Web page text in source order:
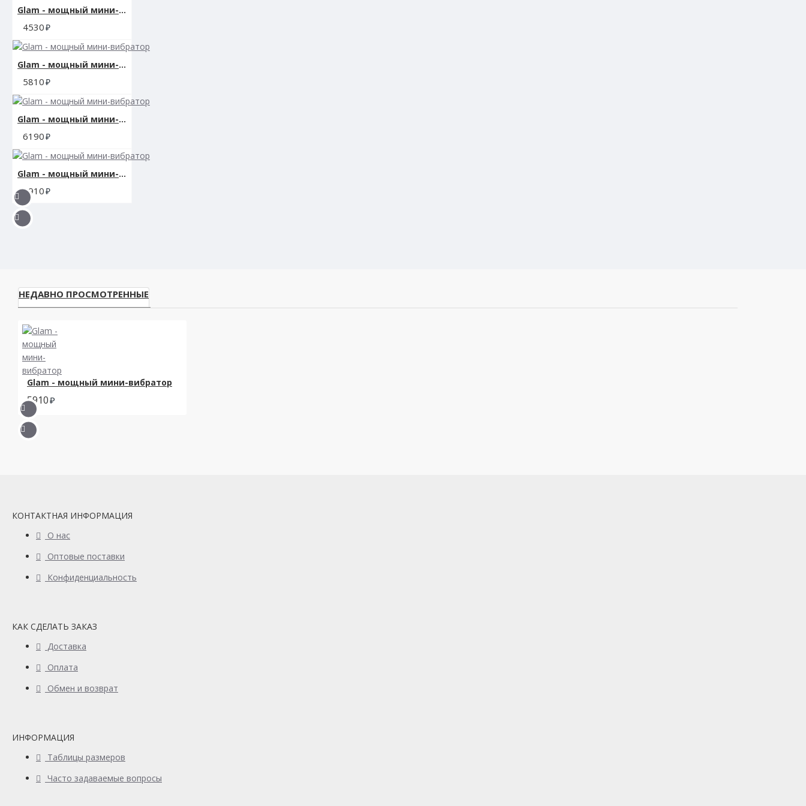
Размер упаковки:
Производитель: California Exotic Novelties, США
Glam - мощный мини-вибратор
4530
Glam - мощный мини-вибратор
5810
Glam - мощный мини-вибратор
6190
Glam - мощный мини-вибратор
5910
НЕДАВНО ПРОСМОТРЕННЫЕ
Glam - мощный мини-вибратор
5910
КОНТАКТНАЯ ИНФОРМАЦИЯ
О нас
Оптовые поставки
Конфиденциальность
КАК СДЕЛАТЬ ЗАКАЗ
Доставка
Оплата
Обмен и возврат
ИНФОРМАЦИЯ
Таблицы размеров
Часто задаваемые вопросы